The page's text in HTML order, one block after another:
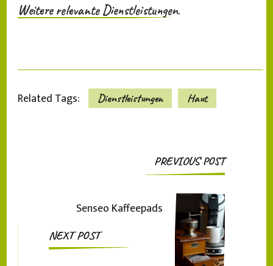
Weitere relevante Dienstleistungen.
Related Tags: Dienstleistungen Haut
Post
Navigation
PREVIOUS POST
Senseo Kaffeepads
NEXT POST